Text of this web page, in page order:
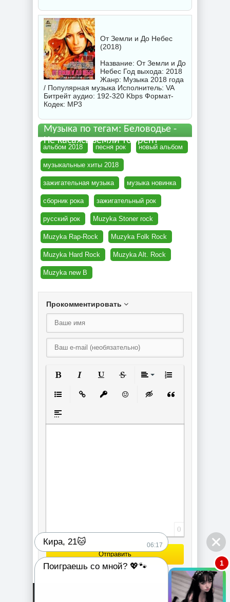
От Земли и До Небес
(2018)
Название: От Земли и До
Небес Год выхода: 2018
Жанр: Музыка 2018 года
/ Популярная музыка Исполнитель: VA
Битрейт аудио: 192-320 Kbps Формат-
Кодек: MP3
Музыка по тегам: Беловодье -
Не касаясь земли торрент
альбом 2018 песня рок новый альбом
музыкальные хиты 2018
зажигательная музыка музыка новинка
сборник рока зажигательный рок
русский рок Muzyka Stoner rock
Muzyka Rap-Rock Muzyka Folk Rock
Muzyka Hard Rock Muzyka Alt. Rock
Muzyka new B
Прокомментировать
Вставка спойлера
0
Отправить
Кира, 21🐱 06:17
Поиграешь со мной? 💖🐾 1